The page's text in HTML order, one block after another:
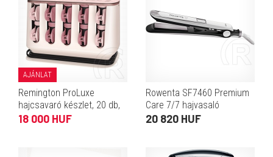
AJÁNLAT
Remington ProLuxe
hajcsavaró készlet, 20 db,
viasz belső, OptiHeat tech.
18 000 HUF
Rowenta SF7460 Premium
Care 7/7 hajvasaló
20 820 HUF